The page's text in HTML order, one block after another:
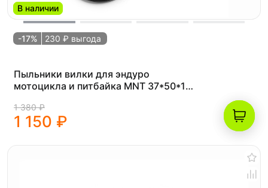
В наличии
-17% 230 ₽ выгода
Пыльники вилки для эндуро
мотоцикла и питбайка MNT 37*50*11
1 380 ₽
1 150 ₽